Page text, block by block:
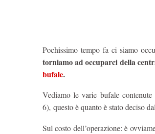
Pochissimo tempo fa ci siamo
torniamo ad occuparci della
bufale.
Vediamo le varie bufale
6), questo è quanto è stato deciso
Sul costo dell’operazione: è